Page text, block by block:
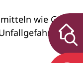
wie Griffen